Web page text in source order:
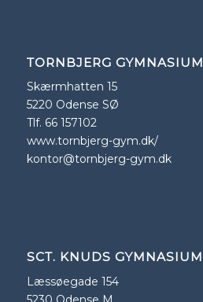
TORNBJERG GYMNASIUM
Skærmhatten 15
5220 Odense SØ
Tlf. 66 157102
www.tornbjerg-gym.dk/
kontor@tornbjerg-gym.dk
SCT. KNUDS GYMNASIUM
Læssøegade 154